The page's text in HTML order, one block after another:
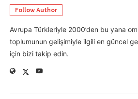
Follow Author
Avrupa Türkleriyle 2000’den bu yana
toplumunun gelişimiyle ilgili en güncel
için bizi takip edin.